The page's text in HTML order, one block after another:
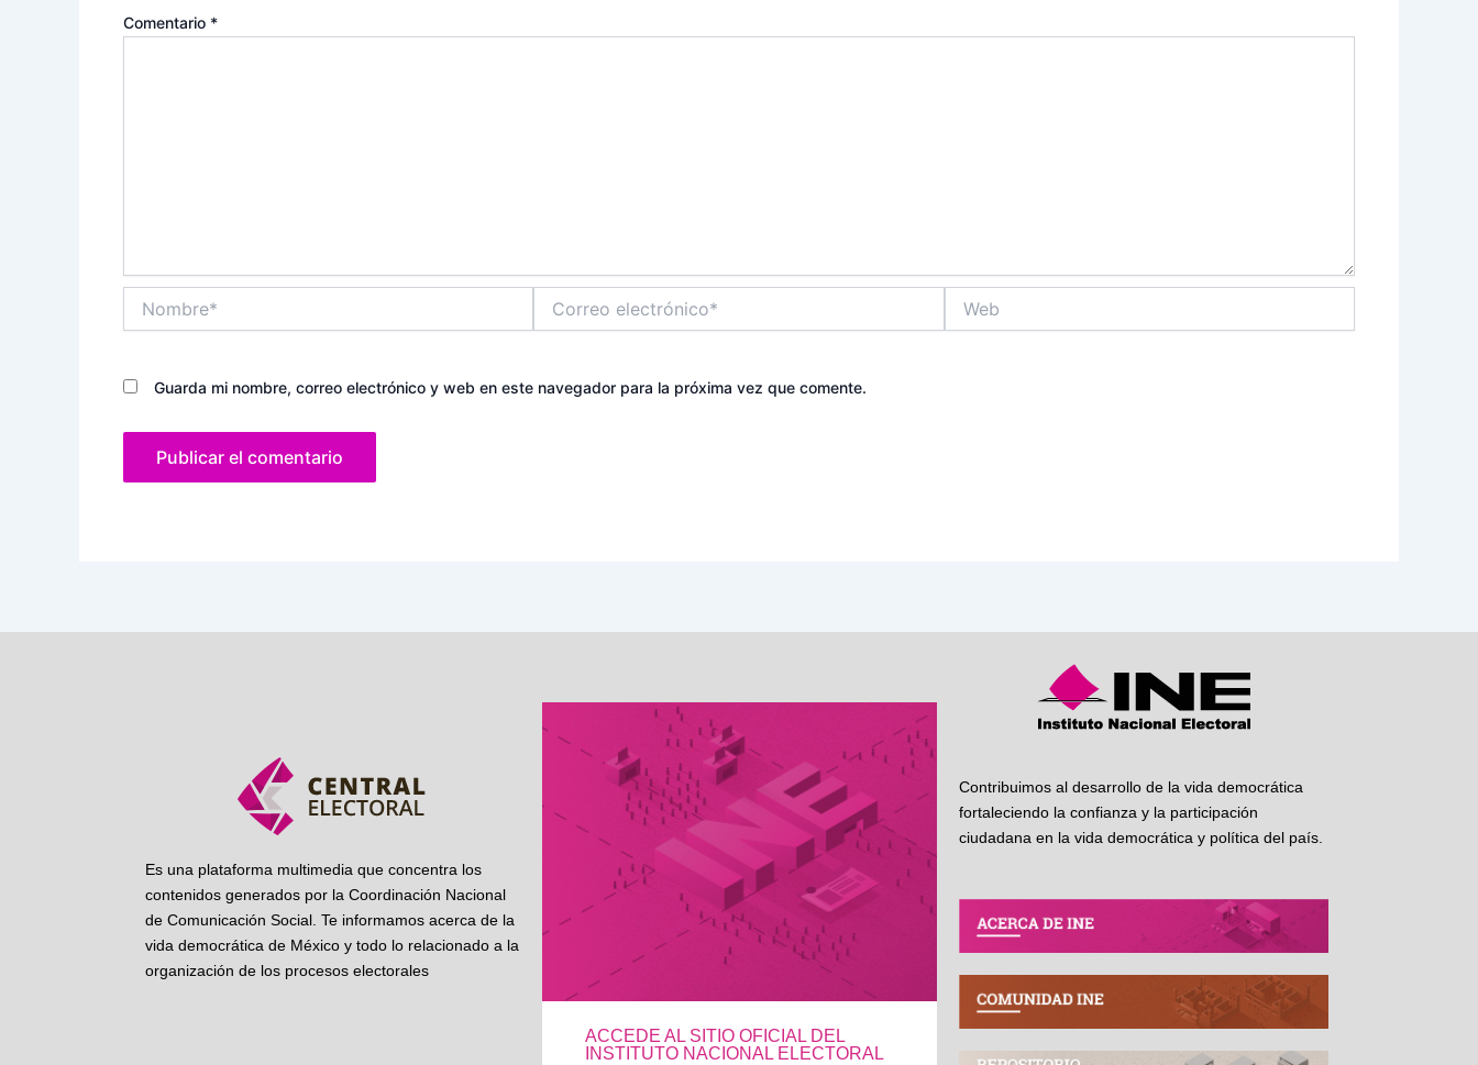
Comentario *
electrónico*
Guarda mi nombre, correo electrónico y web en este navegador para la próxima vez que comente.
Es una plataforma multimedia que concentra los
contenidos generados por la Coordinación Nacional
de Comunicación Social. Te informamos acerca de la
vida democrática de México y todo lo relacionado a la
organización de los procesos electorales
ACCEDE AL SITIO OFICIAL DEL
INSTITUTO NACIONAL ELECTORAL
Contribuimos al desarrollo de la vida democrática
fortaleciendo la confianza y la participación
ciudadana en la vida democrática y política del país.